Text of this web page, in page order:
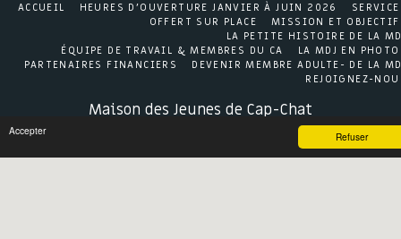
Refuser
Accepter
Maison des Jeunes de Cap-Chat
Droits d'auteur © 2026 Tous droits réservés
Politique de Confidentialité
ACCUEIL HEURES D'OUVERTURE JANVIER À JUIN 2026
OFFERT SUR PLACE
MISSION ET
LA PETITE HISTOIRE DE LA
ÉQUIPE DE TRAVAIL & MEMBRES DU CA
LA MDJ EN
PARTENAIRES FINANCIERS
DEVENIR MEMBRE ADULTE- DE LA
REJOIGNEZ-